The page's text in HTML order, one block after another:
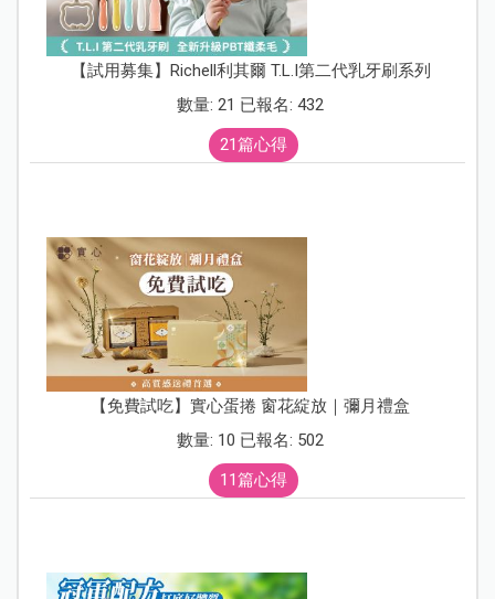
【試用募集】Richell利其爾 T.L.I第二代乳牙刷系列
數量: 21 已報名: 432
21篇心得
【免費試吃】實心蛋捲 窗花綻放｜彌月禮盒
數量: 10 已報名: 502
11篇心得